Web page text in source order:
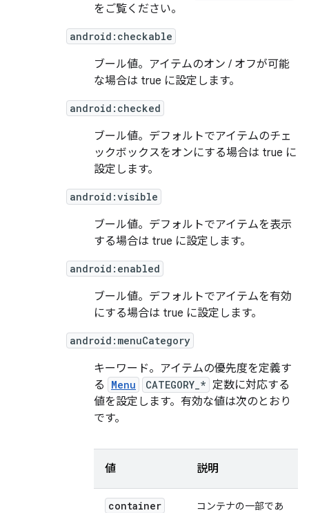
をご覧ください。
android:checkable
ブール値。アイテムのオン / オフが可能
な場合は true に設定します。
android:checked
ブール値。デフォルトでアイテムのチェ
ックボックスをオンにする場合は true に
設定します。
android:visible
ブール値。デフォルトでアイテムを表示
する場合は true に設定します。
android:enabled
ブール値。デフォルトでアイテムを有効
にする場合は true に設定します。
android:menuCategory
キーワード。アイテムの優先度を定義す
る
Menu CATEGORY_* 定数に対応する
値を設定します。有効な値は次のとおり
です。
値 説明
container
コンテナの一部であ